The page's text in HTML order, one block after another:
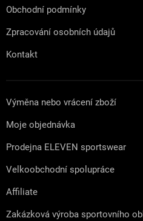
Obchodní podmínky
Zpracování osobních údajů
Kontakt
Výměna nebo vrácení zboží
Moje objednávka
Prodejna ELEVEN sportswear
Velkoobchodní spolupráce
Affiliate
Zakázková výroba sportovního